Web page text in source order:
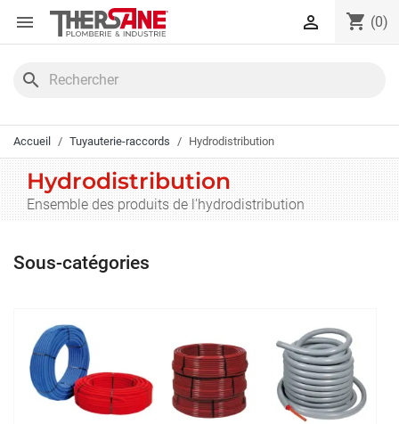
Panneau de gestion des cookies
 shopping_cart (0)

search
Accueil Tuyauterie-raccords Hydrodistribution
Hydrodistribution
Ensemble des produits de l'hydrodistribution
Sous-catégories